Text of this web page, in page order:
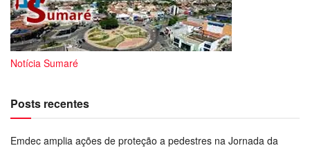
Notícia Sumaré
Posts recentes
Emdec amplia ações de proteção a pedestres na Jornada da